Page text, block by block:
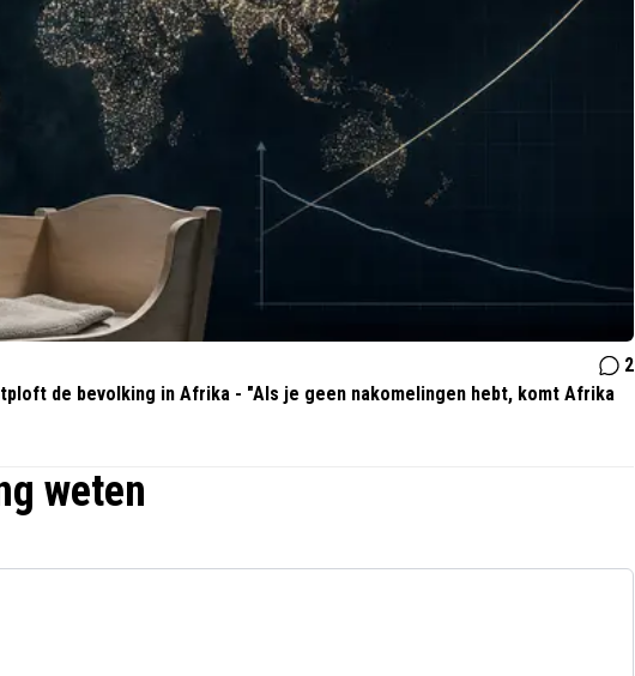
2
de bevolking in Afrika - "Als je geen nakomelingen hebt, komt Afrika
weten